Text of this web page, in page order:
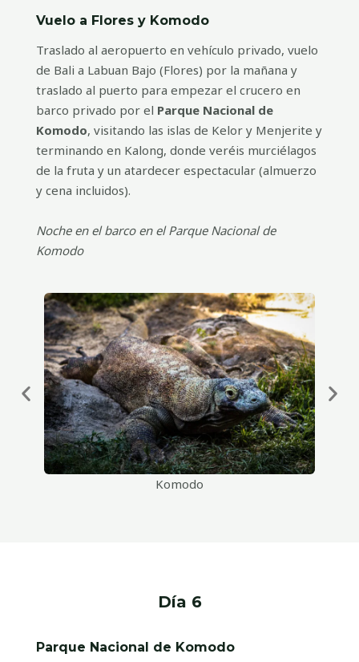
Vuelo a Flores y Komodo
Traslado al aeropuerto en vehículo privado, vuelo
de Bali a Labuan Bajo (Flores) por la mañana y
traslado al puerto para empezar el crucero en
barco privado por el Parque Nacional de
Komodo, visitando las islas de Kelor y Menjerite y
terminando en Kalong, donde veréis murciélagos
de la fruta y un atardecer espectacular (almuerzo
y cena incluidos).
Noche en el barco en el Parque Nacional de
Komodo
Komodo
Día 6
Parque Nacional de Komodo